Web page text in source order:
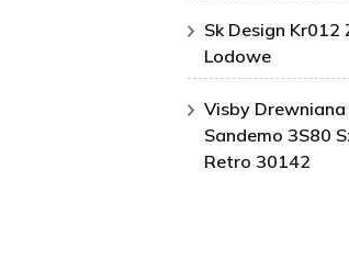
Sk Design Kr012
Lodowe
Visby
Sandemo 3S80
Retro 30142